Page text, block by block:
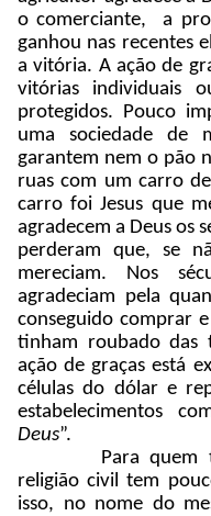
o comerciante, a
ganhou nas recentes
a vitória. A ação de
vitórias individuais
protegidos. Pouco
uma sociedade de
garantem nem o pão
ruas com um carro
carro foi Jesus que
agradecem a Deus os
perderam que, se
mereciam. Nos
agradeciam pela
conseguido comprar
tinham roubado das
ação de graças está
células do dólar e
estabelecimentos
Deus”.
Para quem
religião civil tem
isso, no nome do